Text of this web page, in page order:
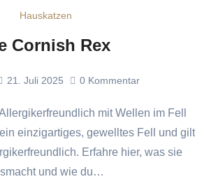
Hauskatzen
Cornish Rex
21. Juli 2025 0 Kommentar
einzigartiges, gewelltes Fell und gilt
Erfahre hier, was sie
und wie du…